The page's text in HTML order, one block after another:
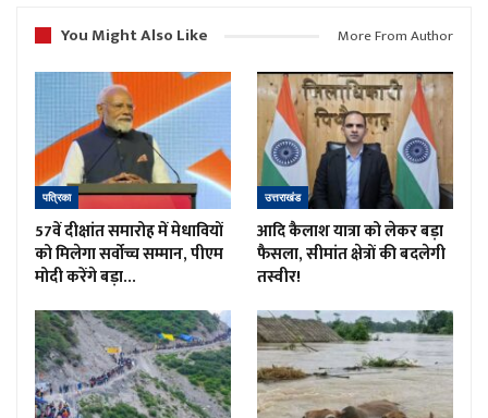
You Might Also Like More From Author
पत्रिका
57वें दीक्षांत समारोह में मेधावियों
को मिलेगा सर्वोच्च सम्मान, पीएम
मोदी करेंगे बड़ा…
उत्तराखंड
आदि कैलाश यात्रा को लेकर बड़ा
फैसला, सीमांत क्षेत्रों की बदलेगी
तस्वीर!